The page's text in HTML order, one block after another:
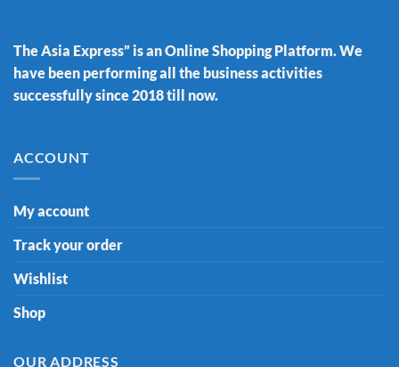
The Asia Express” is an Online Shopping Platform. We
have been performing all the business activities
successfully since 2018 till now.
ACCOUNT
My account
Track your order
Wishlist
Shop
OUR ADDRESS